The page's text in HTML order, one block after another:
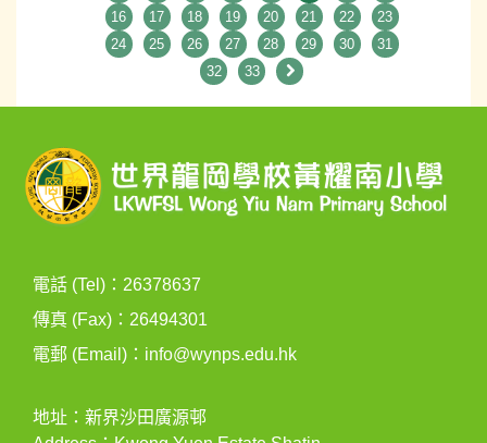
16
17 18 19 20 21 22
23
24
25 26 27 28 29 30
31
32
33
電話 (Tel)：26378637
傳真 (Fax)：26494301
電郵 (Email)： info@wynps.edu.hk
地址：新界沙田廣源邨